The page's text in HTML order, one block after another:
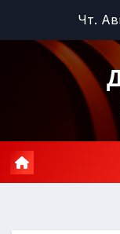
содержимому
Чт.